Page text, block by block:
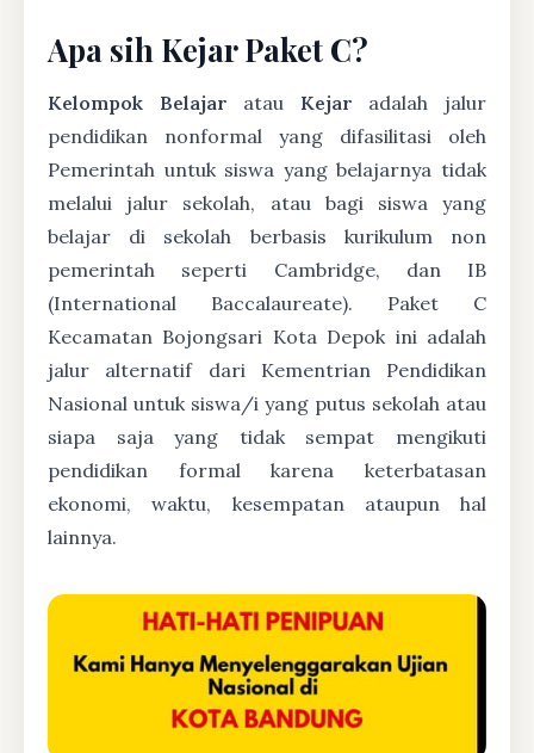
Apa sih Kejar Paket C?
Kelompok Belajar atau Kejar adalah jalur
pendidikan nonformal yang difasilitasi oleh
Pemerintah untuk siswa yang belajarnya tidak
melalui jalur sekolah, atau bagi siswa yang
belajar di sekolah berbasis kurikulum non
pemerintah seperti Cambridge, dan IB
(International Baccalaureate). Paket C
Kecamatan Bojongsari Kota Depok ini adalah
jalur alternatif dari Kementrian Pendidikan
Nasional untuk siswa/i yang putus sekolah atau
siapa saja yang tidak sempat mengikuti
pendidikan formal karena keterbatasan
ekonomi, waktu, kesempatan ataupun hal
lainnya.